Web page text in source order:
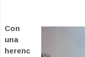
Con
una
herenc